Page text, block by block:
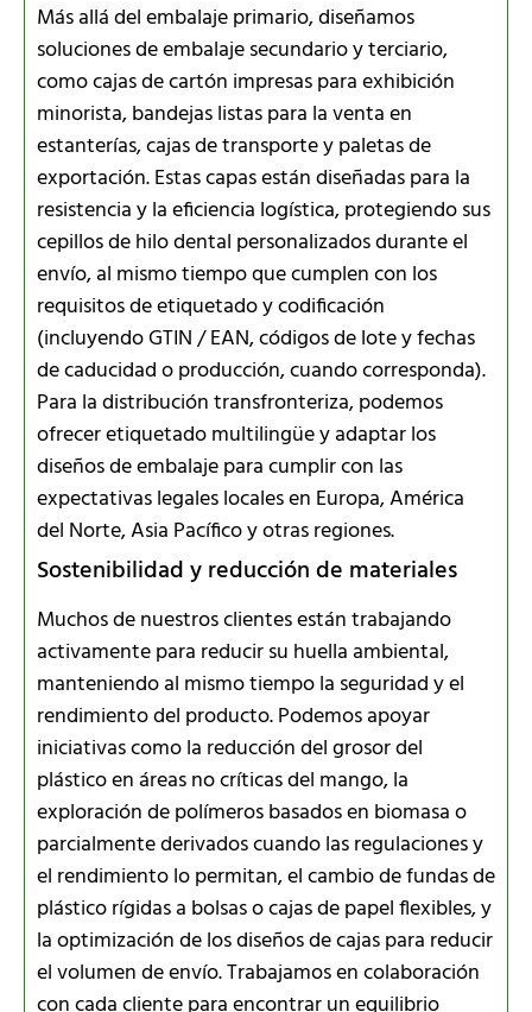
Más allá del embalaje primario, diseñamos
soluciones de embalaje secundario y terciario,
como cajas de cartón impresas para exhibición
minorista, bandejas listas para la venta en
estanterías, cajas de transporte y paletas de
exportación. Estas capas están diseñadas para la
resistencia y la eficiencia logística, protegiendo sus
cepillos de hilo dental personalizados durante el
envío, al mismo tiempo que cumplen con los
requisitos de etiquetado y codificación
(incluyendo GTIN / EAN, códigos de lote y fechas
de caducidad o producción, cuando corresponda).
Para la distribución transfronteriza, podemos
ofrecer etiquetado multilingüe y adaptar los
diseños de embalaje para cumplir con las
expectativas legales locales en Europa, América
del Norte, Asia Pacífico y otras regiones.
Sostenibilidad y reducción de materiales
Muchos de nuestros clientes están trabajando
activamente para reducir su huella ambiental,
manteniendo al mismo tiempo la seguridad y el
rendimiento del producto. Podemos apoyar
iniciativas como la reducción del grosor del
plástico en áreas no críticas del mango, la
exploración de polímeros basados en biomasa o
parcialmente derivados cuando las regulaciones y
el rendimiento lo permitan, el cambio de fundas de
plástico rígidas a bolsas o cajas de papel flexibles, y
la optimización de los diseños de cajas para reducir
el volumen de envío. Trabajamos en colaboración